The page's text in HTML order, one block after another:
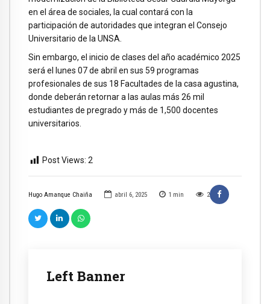
Hugo Amanque Chaiña abril 6, 2025 1 min 2
Left Banner
en el área de sociales, la cual contará con la
participación de autoridades que integran el Consejo
Universitario de la UNSA.
Sin embargo, el inicio de clases del año académico 2025
será el lunes 07 de abril en sus 59 programas
profesionales de sus 18 Facultades de la casa agustina,
donde deberán retornar a las aulas más 26 mil
estudiantes de pregrado y más de 1,500 docentes
universitarios.
Post Views: 2